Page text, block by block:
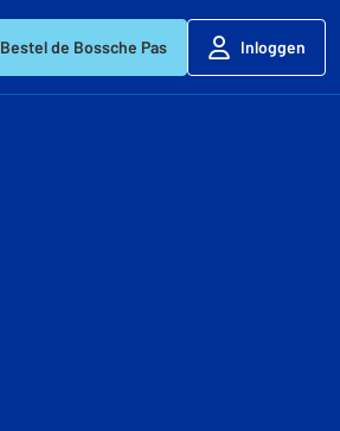
Bestel de Bossche Pas Inloggen